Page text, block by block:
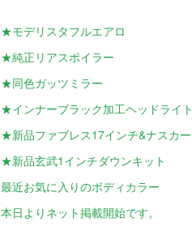
★モデリスタフルエアロ
★純正リアスポイラー
★同色ガッツミラー
★インナーブラック加工ヘッドライト
★新品ファブレス17インチ&ナスカー
★新品玄武1インチダウンキット
最近お気に入りのボディカラー
本日よりネット掲載開始です。